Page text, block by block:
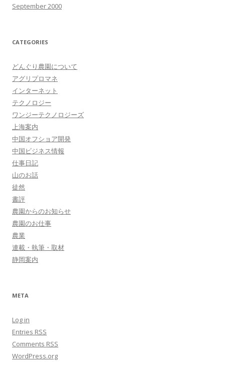
September 2000
CATEGORIES
どんぐり農園について
アグリプロマネ
インターネット
テクノロジー
ワンジーテクノロジーズ
上海案内
中国オフショア開発
中国ビジネス情報
仕事日記
山のお話
徒然
書評
農園からのお知らせ
農園のお仕事
農業
連載・執筆・取材
静岡案内
META
Log in
Entries RSS
Comments RSS
WordPress.org